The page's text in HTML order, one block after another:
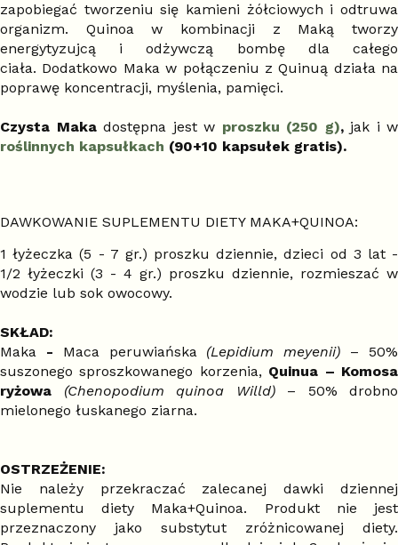
zapobiegać tworzeniu się kamieni żółciowych i odtruwa
organizm. Quinoa w kombinacji z Maką tworzy
energytyzujcą i odżywczą bombę dla całego
ciała. Dodatkowo Maka w połączeniu z Quinuą działa na
poprawę koncentracji, myślenia, pamięci.
Czysta Maka dostępna jest w proszku (250 g),jak i w
roślinnych kapsułkach (90+10 kapsułek gratis).
DAWKOWANIE SUPLEMENTU DIETY MAKA+QUINOA:
1 łyżeczka (5 - 7 gr.) proszku dziennie, dzieci od 3 lat -
1/2 łyżeczki (3 - 4 gr.) proszku dziennie, rozmieszać w
wodzie lub sok owocowy.
SKŁAD:
Maka - Maca peruwiańska (Lepidium meyenii) – 50%
suszonego sproszkowanego korzenia, Quinua – Komosa
ryżowa
(Chenopodium quinoa Willd)– 50% drobno
mielonego łuskanego ziarna.
OSTRZEŻENIE:
Nie należy przekraczać zalecanej dawki dziennej
suplementu diety Maka+Quinoa. Produkt nie jest
przeznaczony jako substytut zróżnicowanej diety.